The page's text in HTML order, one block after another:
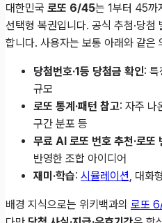
대한민국 로또 6/45는 1부터 45까
선택형 복권입니다. 공식 추첨·당첨
합니다. 사용자는 보통 아래와 같은
당첨번호·1등 당첨금 확인:
규모
로또 통계·패턴 참고: 자주 나
구간 분포 등
무료 AI 로또 번호 추천·로또
반영한 조합 아이디어
재미·학습: 시뮬레이션 , 대화
배경 지식으로는 위키백과의 로또